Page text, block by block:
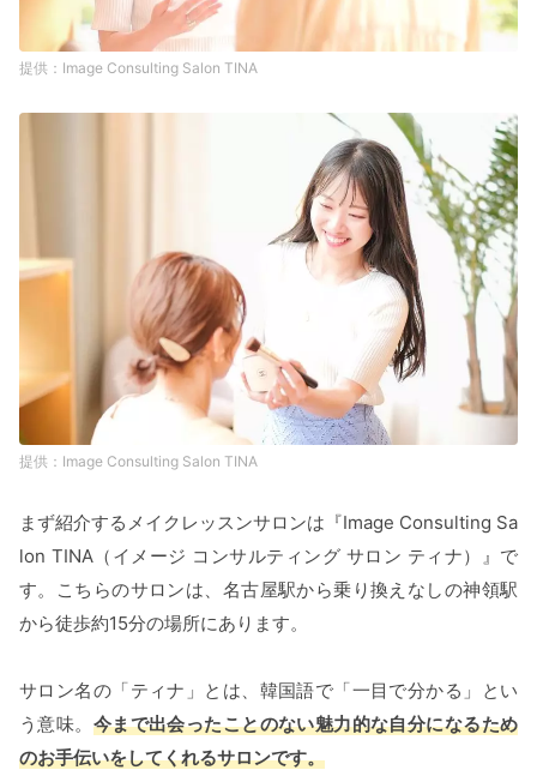
Image Consulting Salon TINA
Image Consulting Salon TINA
まず紹介するメイクレッスンサロンは『Image Consulting Sa
lon TINA（イメージ コンサルティング サロン ティナ）』で
す。こちらのサロンは、名古屋駅から乗り換えなしの神領駅
から徒歩約15分の場所にあります。
サロン名の「ティナ」とは、韓国語で「一目で分かる」とい
う意味。 今まで出会ったことのない魅力的な自分になるため
のお手伝いをしてくれるサロンです。